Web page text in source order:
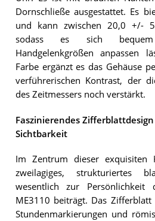
Dornschließe ausgestattet. Es
und kann zwischen 20,0 +/-
sodass es sich
Handgelenkgrößen anpassen
Farbe ergänzt es das Gehäuse
verführerischen Kontrast, der
des Zeitmessers noch verstärkt.
Faszinierendes
Sichtbarkeit
Im Zentrum dieser exquisiten
zweilagiges, strukturiertes
wesentlich zur Persönlichkeit
ME3110 beiträgt. Das
Stundenmarkierungen und